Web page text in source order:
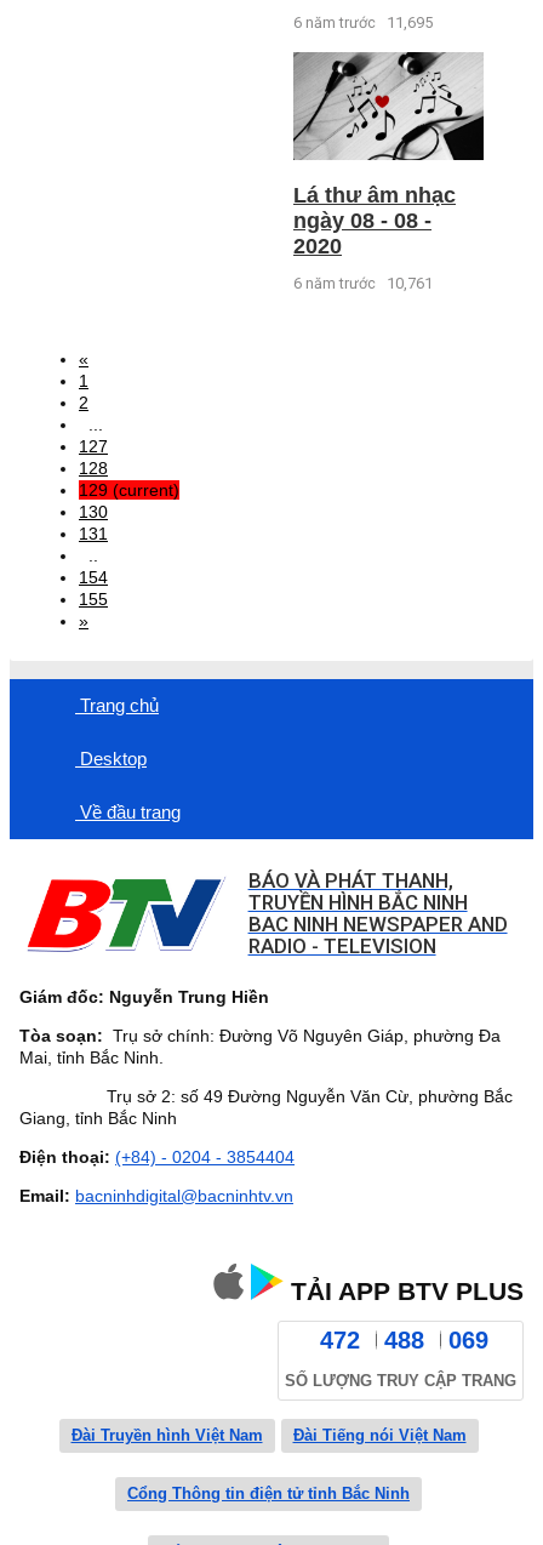
6 năm trước 11,695
Lá thư âm nhạc
ngày 08 - 08 -
2020
6 năm trước 10,761
«
1
2
127
128
129 (current)
130
131
154
155
»
Trang chủ
Desktop
Về đầu trang
BÁO VÀ PHÁT THANH,
TRUYỀN HÌNH BẮC NINH
BAC NINH NEWSPAPER AND
RADIO - TELEVISION
Giám đốc: Nguyễn Trung Hiền
Tòa soạn: Trụ sở chính: Đường Võ Nguyên Giáp, phường Đa
Mai, tỉnh Bắc Ninh.
Trụ sở 2: số 49 Đường Nguyễn Văn Cừ, phường Bắc
Giang, tỉnh Bắc Ninh
Điện thoại: (+84) - 0204 - 3854404
Email: bacninhdigital@bacninhtv.vn
TẢI APP BTV PLUS
472 488 069
SỐ LƯỢNG TRUY CẬP TRANG
Đài Truyền hình Việt Nam Đài Tiếng nói Việt Nam
Cổng Thông tin điện tử tỉnh Bắc Ninh